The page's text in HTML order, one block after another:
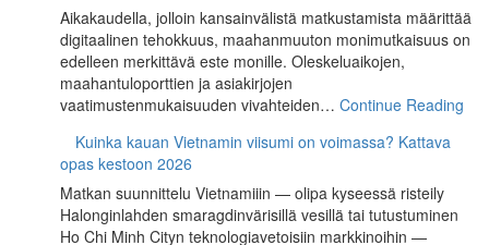
Aikakaudella, jolloin kansainvälistä matkustamista määrittää
digitaalinen tehokkuus, maahanmuuton monimutkaisuus on
edelleen merkittävä este monille. Oleskeluaikojen,
maahantuloporttien ja asiakirjojen
vaatimustenmukaisuuden vivahteiden… Continue Reading
Kuinka kauan Vietnamin viisumi on voimassa? Kattava
opas kestoon 2026
Matkan suunnittelu Vietnamiiin — olipa kyseessä risteily
Halonginlahden smaragdinvärisillä vesillä tai tutustuminen
Ho Chi Minh Cityn teknologiavetoisiin markkinoihin —